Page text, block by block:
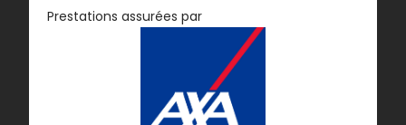
Diagnostic
Prestations assurées par